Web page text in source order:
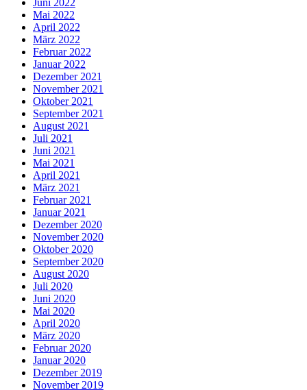
Mai 2022
April 2022
März 2022
Februar 2022
Januar 2022
Dezember 2021
November 2021
Oktober 2021
September 2021
August 2021
Juli 2021
Juni 2021
Mai 2021
April 2021
März 2021
Februar 2021
Januar 2021
Dezember 2020
November 2020
Oktober 2020
September 2020
August 2020
Juli 2020
Juni 2020
Mai 2020
April 2020
März 2020
Februar 2020
Januar 2020
Dezember 2019
November 2019